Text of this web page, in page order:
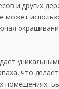
и других
может
что
помещениях.